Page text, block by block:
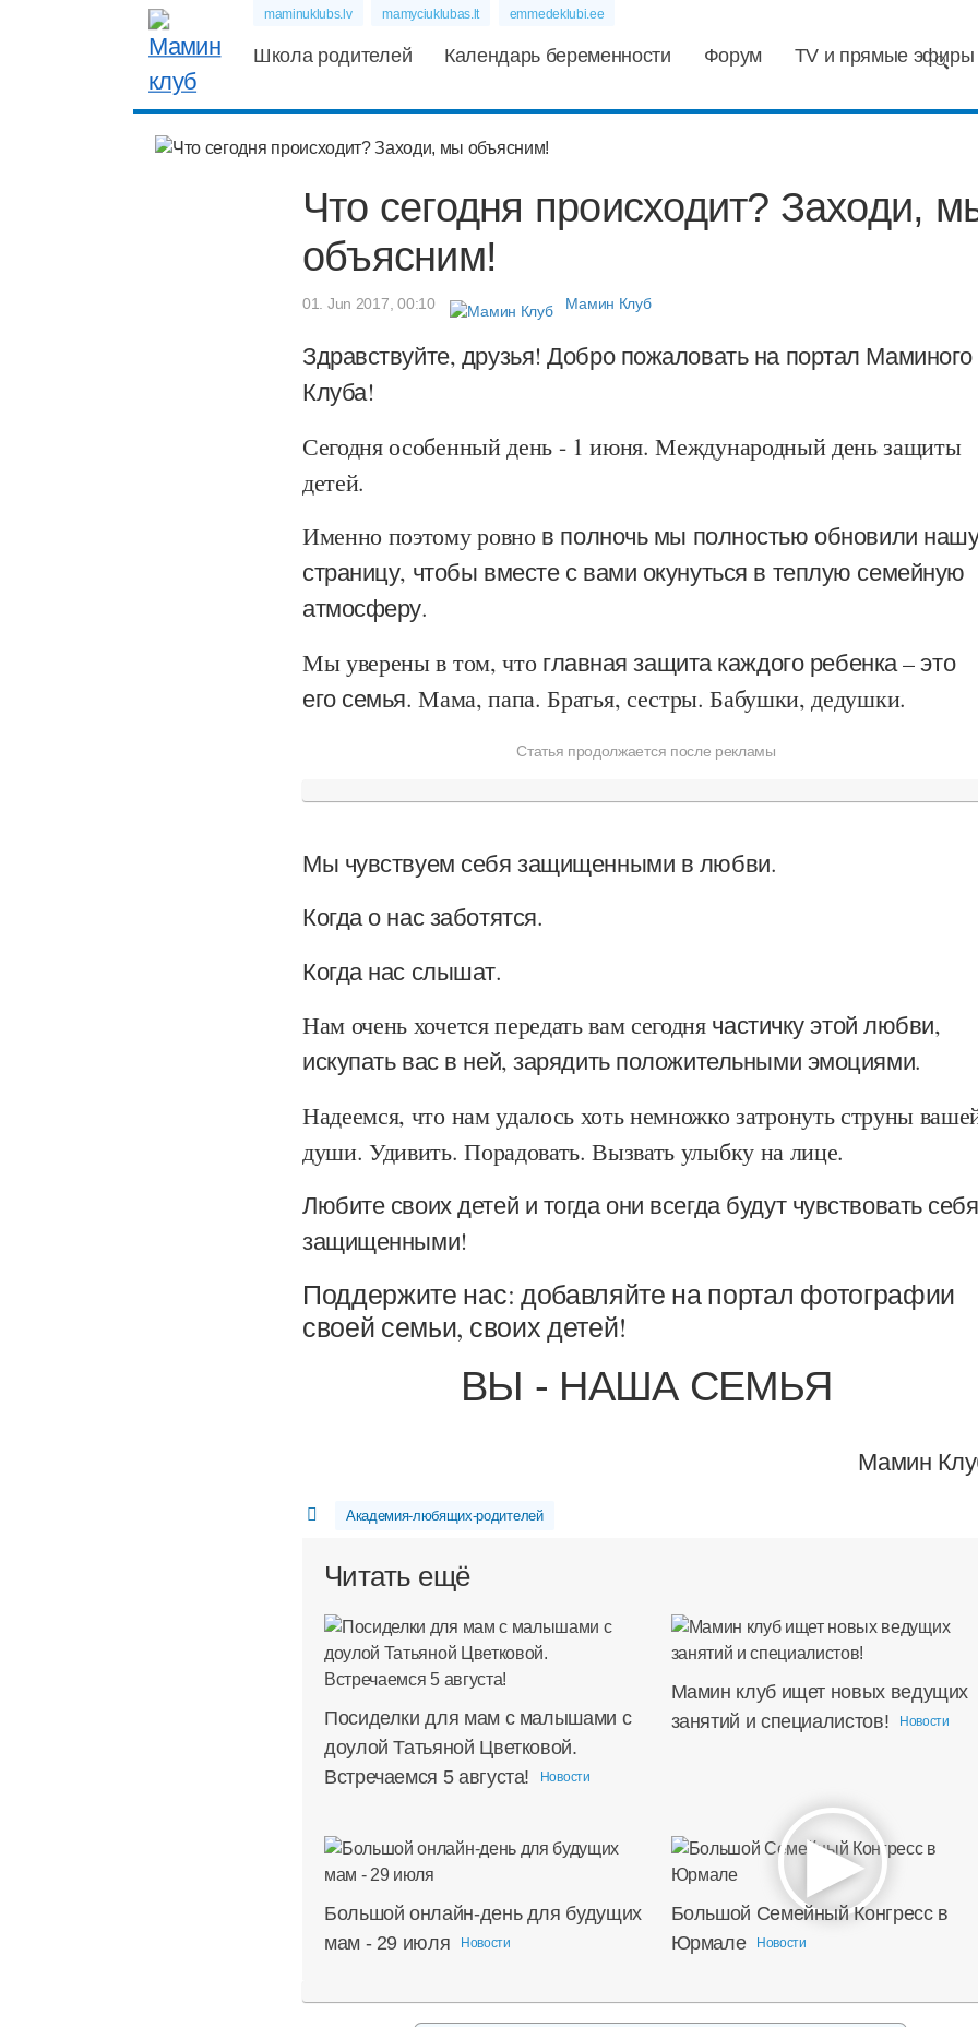
maminuklubs.lv mamyciuklubas.lt emmedeklubi.ee
Школа родителей Календарь беременности Форум TV и прямые эфиры
Что сегодня происходит? Заходи,
объясним!
01. Jun 2017, 00:10 Мамин Клуб
Здравствуйте, друзья! Добро пожаловать на портал Маминого
Клуба!
Сегодня особенный день - 1 июня. Международный день защиты
детей.
Именно поэтому ровно в полночь мы полностью обновили
страницу, чтобы вместе с вами окунуться в теплую семейную
атмосферу.
Мы уверены в том, что главная защита каждого ребенка – это
его семья. Мама, папа. Братья, сестры. Бабушки, дедушки.
Статья продолжается после рекламы
Мы чувствуем себя защищенными в любви.
Когда о нас заботятся.
Когда нас слышат.
Нам очень хочется передать вам сегоднячастичку этой любви,
искупать вас в ней, зарядить положительными эмоциями.
Надеемся, что нам удалось хоть немножко затронуть струны
души. Удивить. Порадовать. Вызвать улыбку на лице.
Любите своих детей и тогда они всегда будут чувствовать себя
защищенными!
Поддержите нас: добавляйте на портал фотографии
своей семьи, своих детей!
ВЫ - НАША СЕМЬЯ
Мамин
Академия-любящих-родителей
Читать ещё
Посиделки для мам с малышами с
доулой Татьяной Цветковой.
Встречаемся 5 августа!
Новости
Мамин клуб ищет новых ведущих
занятий и специалистов!
Новости
Большой онлайн-день для будущих
мам - 29 июля
Новости
Большой Семейный Конгресс в
Юрмале
Новости